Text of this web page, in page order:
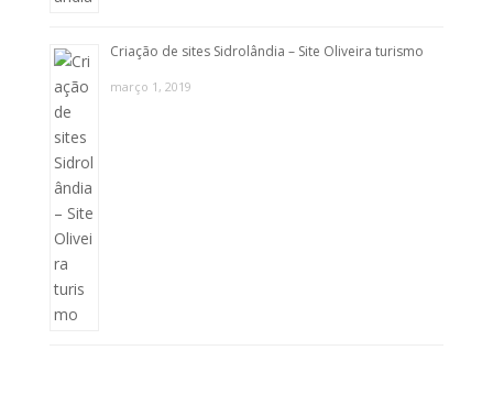
Criação de sites Sidrolândia – Site Oliveira turismo
março 1, 2019